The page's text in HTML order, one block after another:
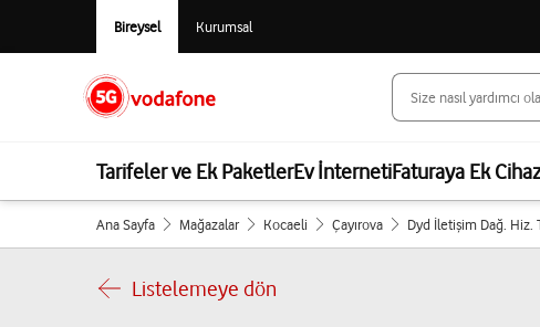
Bireysel Kurumsal
Tarifeler ve Ek PaketlerEv İnternetiFaturaya Ek
Ana Sayfa Mağazalar Kocaeli Çayırova Dyd İletişim Dağ. Hiz.
Listelemeye dön